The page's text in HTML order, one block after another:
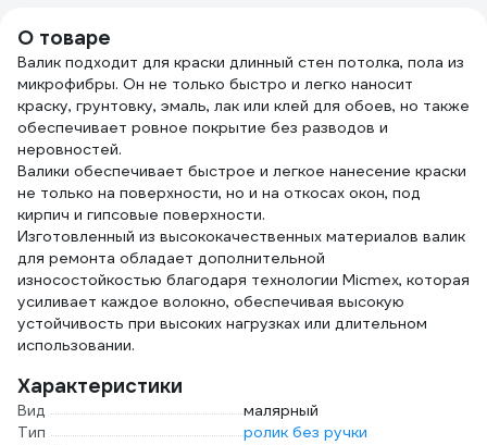
О товаре
Валик подходит для краски длинный стен потолка, пола из
микрофибры. Он не только быстро и легко наносит
краску, грунтовку, эмаль, лак или клей для обоев, но также
обеспечивает ровное покрытие без разводов и
неровностей.
Валики обеспечивает быстрое и легкое нанесение краски
не только на поверхности, но и на откосах окон, под
кирпич и гипсовые поверхности.
Изготовленный из высококачественных материалов валик
для ремонта обладает дополнительной
износостойкостью благодаря технологии Micmex, которая
усиливает каждое волокно, обеспечивая высокую
устойчивость при высоких нагрузках или длительном
использовании.
Характеристики
Вид
малярный
Тип
ролик без ручки